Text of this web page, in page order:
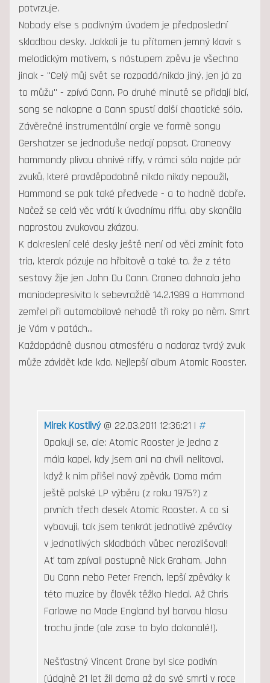
potvrzuje.
Nobody else s podivným úvodem je předposlední
skladbou desky. Jakkoli je tu přítomen jemný klavír s
melodickým motivem, s nástupem zpěvu je všechno
jinak - "Celý můj svět se rozpadá/nikdo jiný, jen já za
to můžu" - zpívá Cann. Po druhé minutě se přidají bicí,
song se nakopne a Cann spustí další chaotické sólo.
Závěrečné instrumentální orgie ve formě songu
Gershatzer se jednoduše nedají popsat. Craneovy
hammondy plivou ohnivé riffy, v rámci sóla najde pár
zvuků, které pravděpodobně nikdo nikdy nepoužil,
Hammond se pak také předvede - a to hodně dobře.
Načež se celá věc vrátí k úvodnímu riffu, aby skončila
naprostou zvukovou zkázou.
K dokreslení celé desky ještě není od věci zmínit foto
tria, kterak pózuje na hřbitově a také to, že z této
sestavy žije jen John Du Cann. Cranea dohnala jeho
maniodepresivita k sebevraždě 14.2.1989 a Hammond
zemřel při automobilové nehodě tři roky po něm. Smrt
je Vám v patách...
Každopádně dusnou atmosféru a nadoraz tvrdý zvuk
může závidět kde kdo. Nejlepší album Atomic Rooster.
Mirek Kostlivý@ 22.03.2011 12:36:21 | #
Opakuji se, ale: Atomic Rooster je jedna z
mála kapel, kdy jsem ani na chvíli nelitoval,
když k nim přišel nový zpěvák. Doma mám
ještě polské LP výběru (z roku 1975?) z
prvních třech desek Atomic Rooster. A co si
vybavuji, tak jsem tenkrát jednotlivé zpěváky
v jednotlivých skladbách vůbec nerozlišoval!
Ať tam zpívali postupně Nick Graham, John
Du Cann nebo Peter French, lepší zpěváky k
této muzice by člověk těžko hledal. Až Chris
Farlowe na Made England byl barvou hlasu
trochu jinde (ale zase to bylo dokonalé!).
Nešťastný Vincent Crane byl sice podivín
(údajně 21 let žil doma až do své smrti v roce